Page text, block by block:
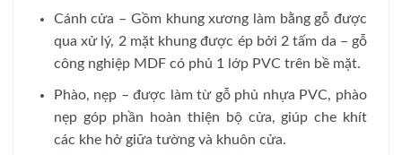
Cánh cửa – Gồm khung xương làm bằng gỗ được
qua xử lý, 2 mặt khung được ép bởi 2 tấm da – gỗ
công nghiệp MDF có phủ 1 lớp PVC trên bề mặt.
Phào, nẹp – được làm từ gỗ phủ nhựa PVC, phào
nẹp góp phần hoàn thiện bộ cửa, giúp che khít
các khe hở giữa tường và khuôn cửa.